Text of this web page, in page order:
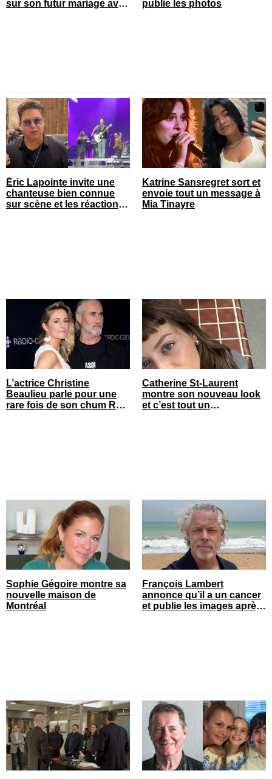
sur son futur mariage avec
publie les photos
Éric Lapointe invite une
chanteuse bien connue
sur scène et les réactions
Katrine Sansregret sort et
envoie tout un message à
Mia Tinayre
L’actrice Christine
Beaulieu parle pour une
rare fois de son chum Roy
Catherine St-Laurent
montre son nouveau look
et c’est tout un
Sophie Gégoire montre sa
nouvelle maison de
Montréal
François Lambert
annonce qu’il a un cancer
et publie les images après